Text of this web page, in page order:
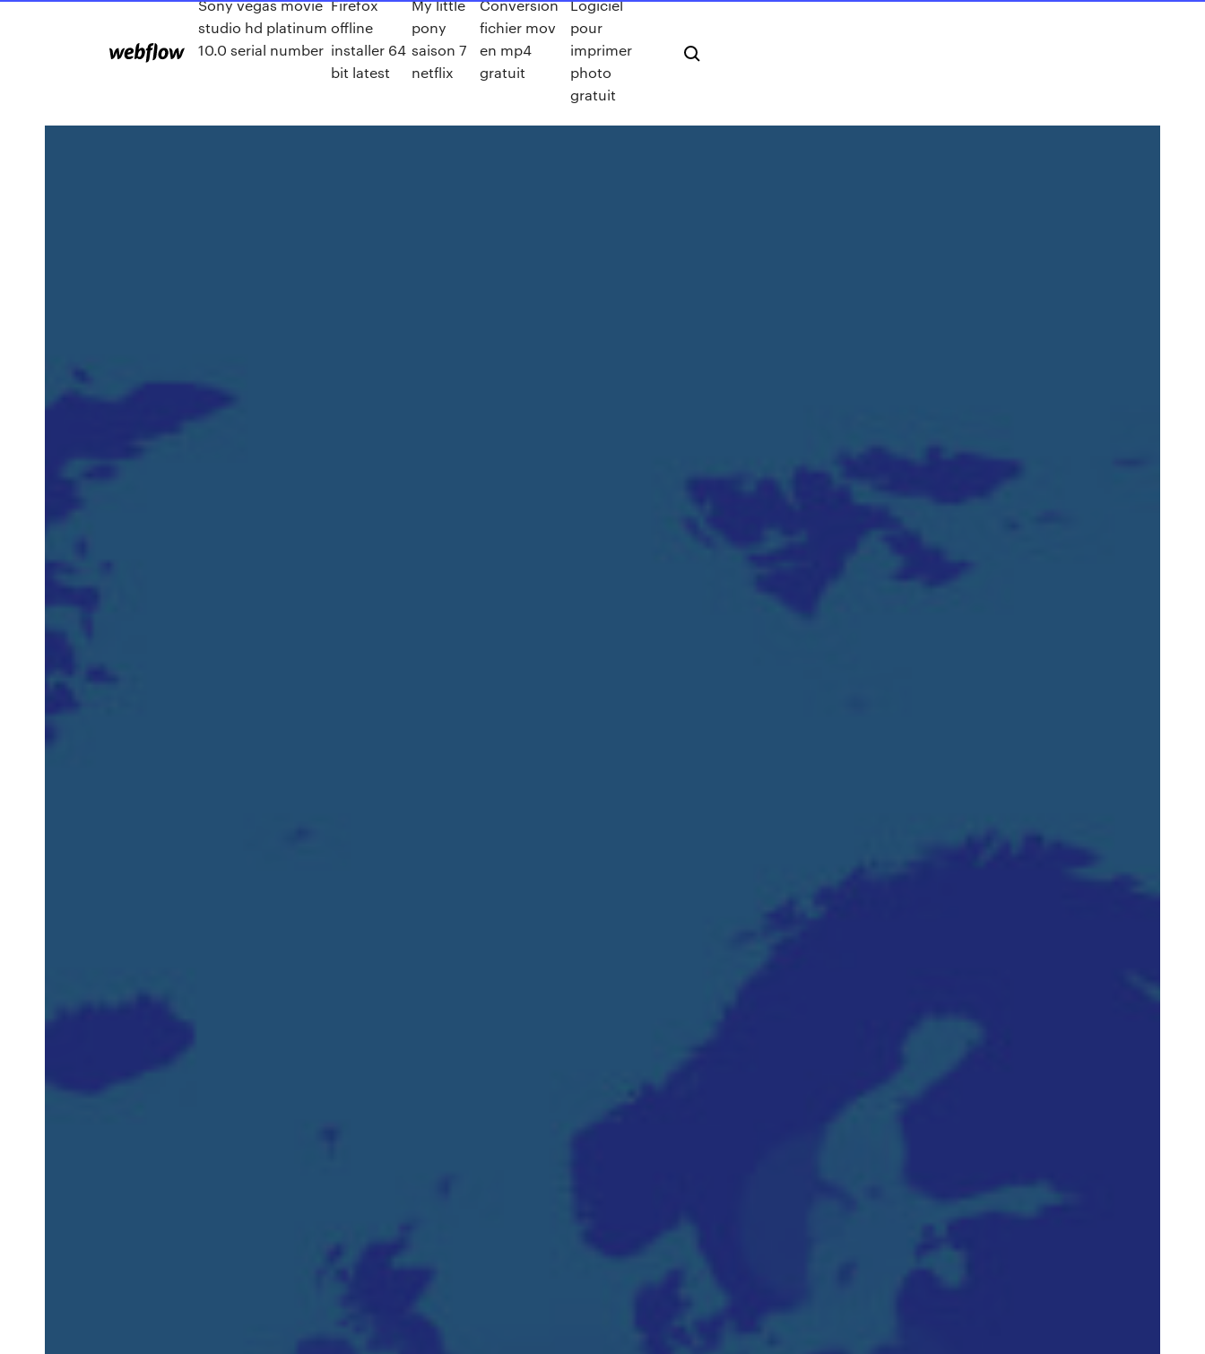
Sony vegas movie
studio hd platinum
10.0 serial number
Firefox
offline
installer 64
bit latest
My little
pony
saison 7
netflix
Conversion
fichier mov
en mp4
gratuit
Logiciel
pour
imprimer
photo
gratuit